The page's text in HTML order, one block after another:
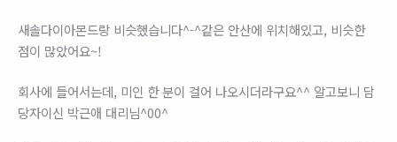
새솔다이아몬드랑 비슷했습니다^-^같은 안산에 위치해있고, 비슷한
점이 많았어요~!
회사에 들어서는데, 미인 한 분이 걸어 나오시더라구요^^ 알고보니 담
당자이신 박근애 대리님^00^